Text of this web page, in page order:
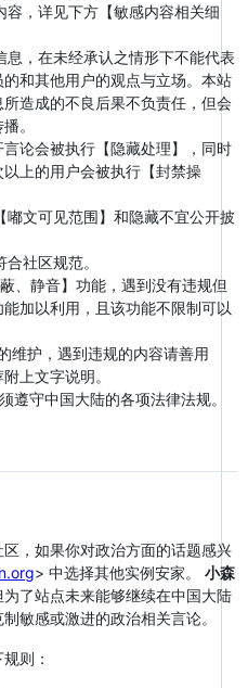
，详见下方【敏感内容相关细
，在未经承认之情形下不能代表
和其他用户的观点与立场。本站
造成的不良后果不负责任，但会
。
论会被执行【隐藏处理】，同时
上的用户会被执行【封禁操
文可见范围】和隐藏不宜公开披
社区规范。
、静音】功能，遇到没有违规但
加以利用，且该功能不限制可以
维护，遇到违规的内容请善用
上文字说明。
遵守中国大陆的各项法律法规。
，如果你对政治方面的话题感兴
> 中选择其他实例安家。 小森
了站点未来能够继续在中国大陆
敏感或激进的政治相关言论。
则：